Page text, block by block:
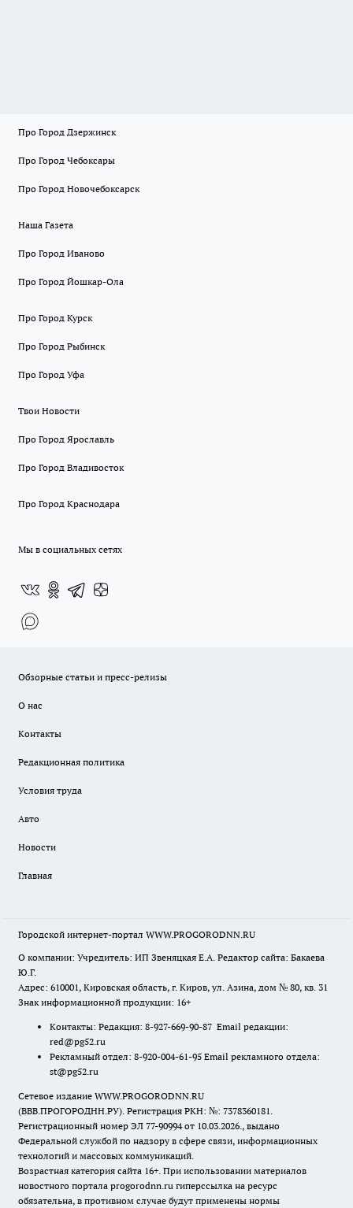
Про Город Дзержинск
Про Город Чебоксары
Про Город Новочебоксарск
Наша Газета
Про Город Иваново
Про Город Йошкар-Ола
Про Город Курск
Про Город Рыбинск
Про Город Уфа
Твои Новости
Про Город Ярославль
Про Город Владивосток
Про Город Краснодара
Мы в социальных сетях
Обзорные статьи и пресс-релизы
О нас
Контакты
Редакционная политика
Условия труда
Авто
Новости
Главная
Городской интернет-портал WWW.PROGORODNN.RU
О компании: Учредитель: ИП Звеняцкая Е.А. Редактор сайта: Бакаева
Ю.Г.
Адрес: 610001, Кировская область, г. Киров, ул. Азина, дом № 80, кв. 31
Знак информационной продукции: 16+
Контакты: Редакция: 8-927-669-90-87 Email редакции:
red@pg52.ru
Рекламный отдел: 8-920-004-61-95 Email рекламного отдела:
st@pg52.ru
Сетевое издание WWW.PROGORODNN.RU
(ВВВ.ПРОГОРОДНН.РУ). Регистрация РКН: №: 7378360181.
Регистрационный номер ЭЛ 77-90994 от 10.03.2026., выдано
Федеральной службой по надзору в сфере связи, информационных
технологий и массовых коммуникаций.
Возрастная категория сайта 16+. При использовании материалов
новостного портала progorodnn.ru гиперссылка на ресурс
обязательна, в противном случае будут применены нормы